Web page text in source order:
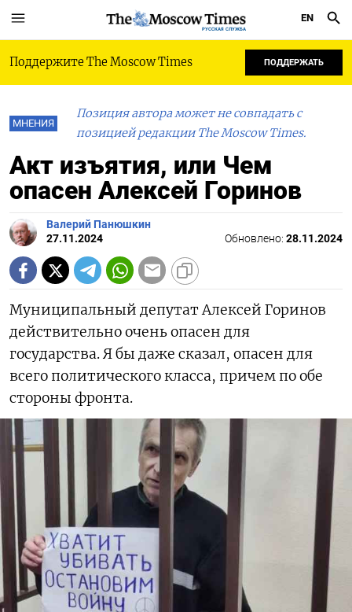
РУССКАЯ СЛУЖБА
EN
Поддержите The Moscow Times ПОДДЕРЖАТЬ
МНЕНИЯ
Позиция автора может не совпадать с
позицией редакции The Moscow Times.
Акт изъятия, или Чем
опасен Алексей Горинов
Валерий Панюшкин
27.11.2024
Обновлено: 28.11.2024
Муниципальный депутат Алексей Горинов
действительно очень опасен для
государства. Я бы даже сказал, опасен для
всего политического класса, причем по обе
стороны фронта.